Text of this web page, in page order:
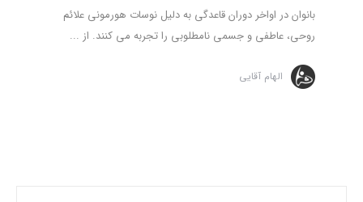
بانوان در اواخر دوران قاعدگی به دلیل نوسات هورمونی علائم
روحی، عاطفی و جسمی نامطلوبی را تجربه می کنند. از ...
الهام آقایی